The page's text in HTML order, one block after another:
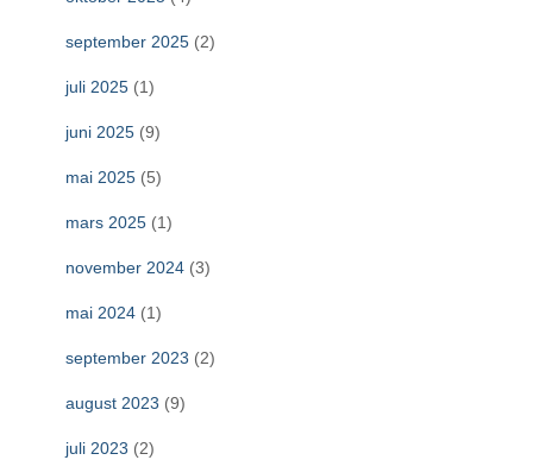
september 2025 (2)
juli 2025 (1)
juni 2025 (9)
mai 2025 (5)
mars 2025 (1)
november 2024 (3)
mai 2024 (1)
september 2023 (2)
august 2023 (9)
juli 2023 (2)